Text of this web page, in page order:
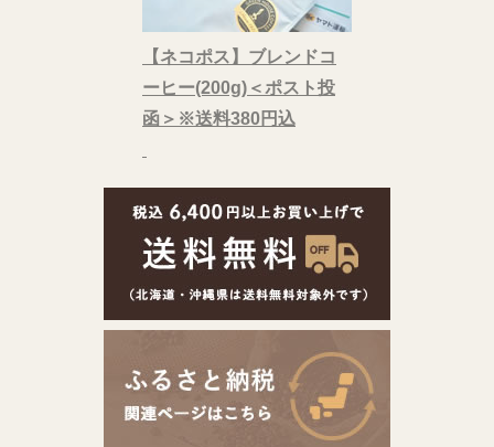
【ネコポス】ブレンドコ
ーヒー(200g)＜ポスト投
函＞※送料380円込